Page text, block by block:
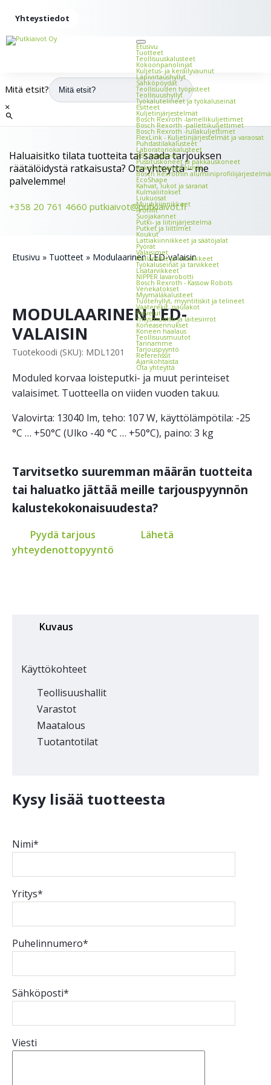
Yhteystiedot
Etusivu
Tuotteet
Teollisuus­kalusteet
Kokoonpano­linjat
Kuljetus- ja keräilyvaunut
Läpivirtaus­hyllyt
Sähköpöydät
Teollisuuden työ­pisteet
Teollisuushyllyt
Työkalu­telineet ja työkalu­seinät
Esitteet
Kuljetin­järjestelmät
Bosch Rexroth -lamelli­kuljettimet
Bosch Rexorth -palletti­kuljettimet
Bosch Rexroth -rulla­kuljettimet
FlexLink - Kuljetin­järjestelmät ja vara­osat
Puhdastila­kalusteet
Laboratorio­kalusteet
RST kalusteet
Pussitus­koneet ja pakkauskoneet
Rakenne­järjestelmät
Bosch Rexrothin alumiini­profiili­järjestelmä
EcoShape
Kahvat, lukot ja saranat
Kulmaliitokset
Liukuosat
Muut kiinnikkeet
Profiilit
Suojakannet
Putki- ja liitin­järjestelmä
Putket ja liittimet
Koukut
Lattia­kiinnikkeet ja säätö­jalat
Pyörät
Valaisimet
Rullaradat ja kiinnikkeet
Työkalu­seinät ja tarvikkeet
Lisätarvikkeet
NIPPER lava­robotti
Bosch Rexroth - Kassow Robots
Vene­katokset
Myymäläkalusteet
Tuotehyllyt, myynti­tiskit ja telineet
Vaate­rekit, naulakot
Palvelut
Yritysmuutto ja laitesiirrot
Koneasennukset
Koneen haalaus
Teollisuusmuutot
Tarinamme
Tarjouspyyntö
Referenssit
Ajankohtaista
Ota yhteyttä
Mitä etsit?
×
Haluaisitko tilata tuotteita tai saada tarjouksen
räätälöidystä ratkaisusta? Ota yhteyttä – me
palvelemme!
+358 20 761 4660 putkiaivot@putkiaivot.fi
Etusivu » Tuotteet » Modulaarinen LED-valaisin
MODULAARINEN LED-
VALAISIN
Tuotekoodi (SKU): MDL1201
Moduled korvaa loisteputki- ja muut perinteiset
valaisimet. Tuotteella on viiden vuoden takuu.
Valovirta: 13040 lm, teho: 107 W, käyttölämpötila: -25
°C … +50°C (Ulko -40 °C … +50°C), paino: 3 kg
Tarvitsetko suuremman määrän tuotteita
tai haluatko jättää meille tarjouspyynnön
kalustekokonaisuudesta?
Pyydä tarjous
Lähetä
yhteydenottopyyntö
Kuvaus
Käyttökohteet
Teollisuushallit
Varastot
Maatalous
Tuotantotilat
Kysy lisää tuotteesta
Nimi*
Yritys*
Puhelinnumero*
Sähköposti*
Viesti